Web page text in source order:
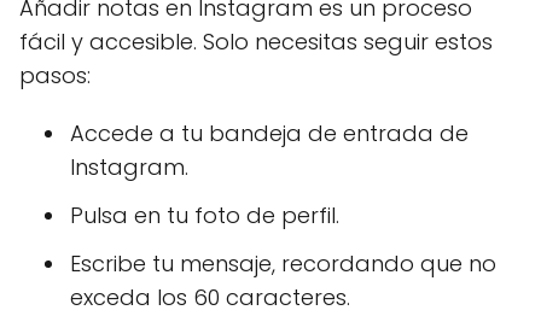
Añadir notas en Instagram es un proceso
fácil y accesible. Solo necesitas seguir estos
pasos:
Accede a tu bandeja de entrada de
Instagram.
Pulsa en tu foto de perfil.
Escribe tu mensaje, recordando que no
exceda los 60 caracteres.